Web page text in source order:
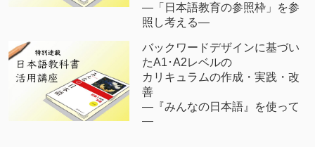
―「日本語教育の参照枠」を参
照し考える―
バックワードデザインに基づい
たA1･A2レベルの
カリキュラムの作成・実践・改
善
―『みんなの日本語』を使って
―